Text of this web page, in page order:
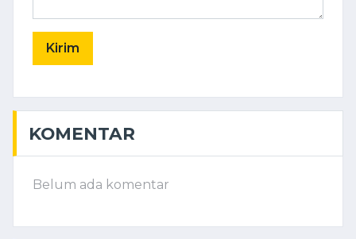
Kirim
KOMENTAR
Belum ada komentar